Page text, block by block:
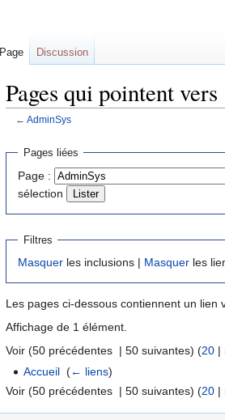
Pages qui pointent
← AdminSys
Sauter
navigation
Sauter
recherche
Pages liées
Page :
sélection
Filtres
Masquer les inclusions | Masquer les
Les pages ci-dessous contiennent un lien
Affichage de 1 élément.
Voir (50 précédentes | 50 suivantes) (20 |
Accueil ‎(← liens)
Voir (50 précédentes | 50 suivantes) (20 |
Page Discussion